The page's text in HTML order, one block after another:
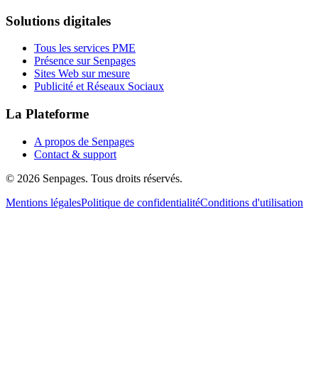
Solutions digitales
Tous les services PME
Présence sur Senpages
Sites Web sur mesure
Publicité et Réseaux Sociaux
La Plateforme
A propos de Senpages
Contact & support
© 2026 Senpages. Tous droits réservés.
Mentions légalesPolitique de confidentialitéConditions d'utilisation